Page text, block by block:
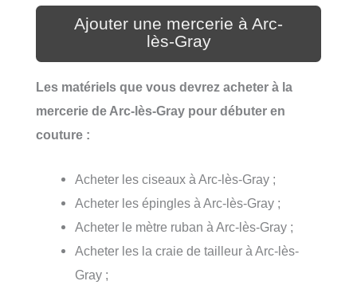
Ajouter une mercerie à Arc-
lès-Gray
Les matériels que vous devrez acheter à la
mercerie de Arc-lès-Gray pour débuter en
couture :
Acheter les ciseaux à Arc-lès-Gray ;
Acheter les épingles à Arc-lès-Gray ;
Acheter le mètre ruban à Arc-lès-Gray ;
Acheter les la craie de tailleur à Arc-lès-
Gray ;